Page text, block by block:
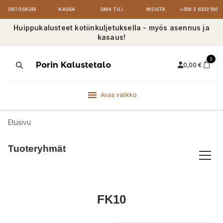
OSTOSKORI KASSA OMA TILI MEISTÄ +358 2 6333 150
Huippukalusteet kotiinkuljetuksella - myös asennus ja
kasaus!
ProductsPorin Kalustetalo 0,00 €
0
Avaa valikko
Etusivu
Tuoteryhmät
FK10